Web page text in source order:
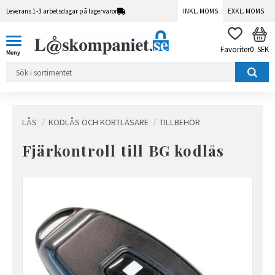
Leverans 1-3 arbetsdagar på lagervaror INKL. MOMS EXKL. MOMS
FAVORITER
0 SEK
LÅS KODLÅS OCH KORTLÄSARE TILLBEHÖR
Fjärkontroll till BG kodlås